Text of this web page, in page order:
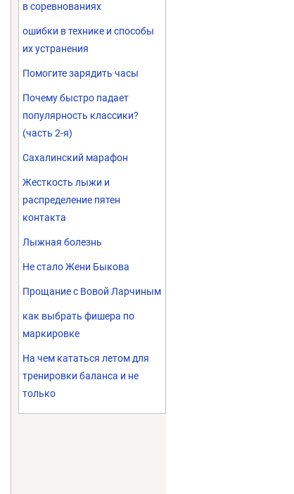
в соревнованиях
ошибки в технике и способы
их устранения
Помогите зарядить часы
Почему быстро падает
популярность классики?
(часть 2-я)
Сахалинский марафон
Жесткость лыжи и
распределение пятен
контакта
Лыжная болезнь
Не стало Жени Быкова
Прощание с Вовой Ларчиным
как выбрать фишера по
маркировке
На чем кататься летом для
тренировки баланса и не
только